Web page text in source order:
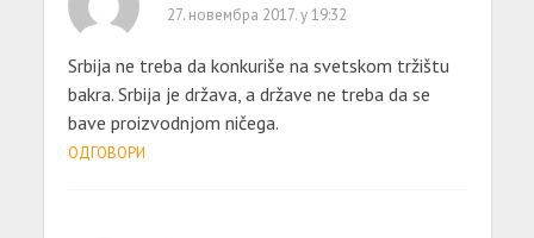
27. новембра 2017. у 19:32
Srbija ne treba da konkuriše na svetskom tržištu
bakra. Srbija je država, a države ne treba da se
bave proizvodnjom ničega.
ОДГОВОРИ